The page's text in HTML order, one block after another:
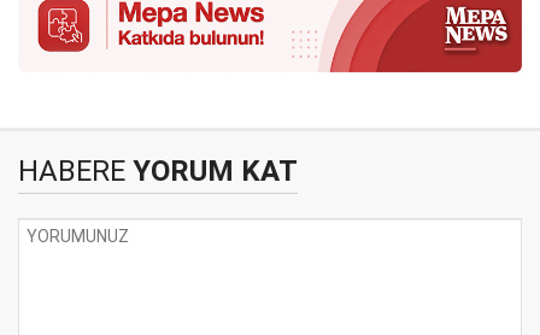
HABERE YORUM KAT